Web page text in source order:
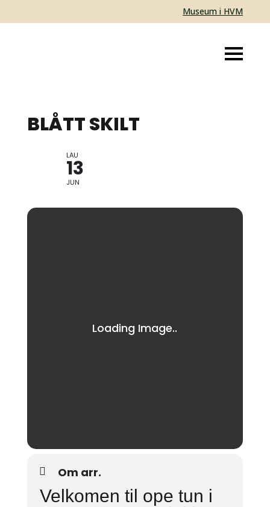
Museum i HVM
BLÅTT SKILT
LAU
13
JUN
Om arr.
Velkomen til ope tun i